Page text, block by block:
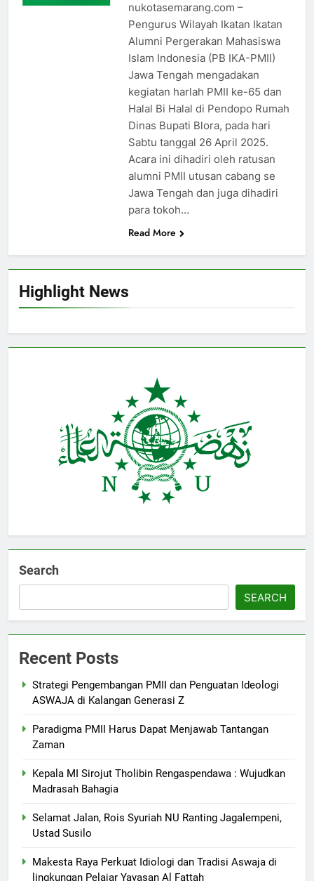
Highlight News
nukotasemarang.com –
Pengurus Wilayah Ikatan Ikatan
Alumni Pergerakan Mahasiswa
Islam Indonesia (PB IKA-PMII)
Jawa Tengah mengadakan
kegiatan harlah PMII ke-65 dan
Halal Bi Halal di Pendopo Rumah
Dinas Bupati Blora, pada hari
Sabtu tanggal 26 April 2025.
Acara ini dihadiri oleh ratusan
alumni PMII utusan cabang se
Jawa Tengah dan juga dihadiri
para tokoh…
Read More
Search
SEARCH
Recent Posts
Strategi Pengembangan PMII dan Penguatan Ideologi
ASWAJA di Kalangan Generasi Z
Paradigma PMII Harus Dapat Menjawab Tantangan
Zaman
Kepala MI Sirojut Tholibin Rengaspendawa : Wujudkan
Madrasah Bahagia
Selamat Jalan, Rois Syuriah NU Ranting Jagalempeni,
Ustad Susilo
Makesta Raya Perkuat Idiologi dan Tradisi Aswaja di
lingkungan Pelajar Yayasan Al Fattah